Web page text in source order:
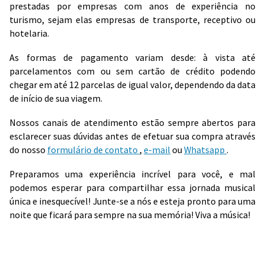
prestadas por empresas com anos de experiência no
turismo, sejam elas empresas de transporte, receptivo ou
hotelaria.
As formas de pagamento variam desde: à vista até
parcelamentos com ou sem cartão de crédito podendo
chegar em até 12 parcelas de igual valor, dependendo da data
de início de sua viagem.
Nossos canais de atendimento estão sempre abertos para
esclarecer suas dúvidas antes de efetuar sua compra através
do nosso formulário de contato , e-mail ou Whatsapp .
Preparamos uma experiência incrível para você, e mal
podemos esperar para compartilhar essa jornada musical
única e inesquecível! Junte-se a nós e esteja pronto para uma
noite que ficará para sempre na sua memória! Viva a música!